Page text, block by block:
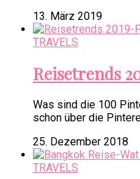
13. März 2019
TRAVELS
Reisetrends
Was sind die 100
schon über die
25. Dezember 2018
TRAVELS